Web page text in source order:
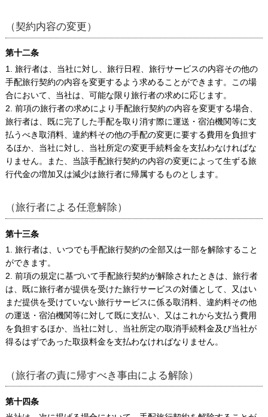
（契約内容の変更）
第十二条
1. 旅行者は、当社に対し、旅行日程、旅行サービスの内容その他の
手配旅行契約の内容を変更するよう求めることができます。この場
合において、当社は、可能な限り旅行者の求めに応じます。
2. 前項の旅行者の求めにより手配旅行契約の内容を変更する場合、
旅行者は、既に完了した手配を取り消す際に運送・宿泊機関等に支
払うべき取消料、違約料その他の手配の変更に要する費用を負担す
るほか、当社に対し、当社所定の変更手続料金を支払わなければな
りません。また、当該手配旅行契約の内容の変更によって生ずる旅
行代金の増加又は減少は旅行者に帰属するものとします。
（旅行者による任意解除）
第十三条
1. 旅行者は、いつでも手配旅行契約の全部又は一部を解除すること
ができます。
2. 前項の規定に基づいて手配旅行契約が解除されたときは、旅行者
は、既に旅行者が提供を受けた旅行サービスの対価として、又はい
まだ提供を受けていない旅行サービスに係る取消料、違約料その他
の運送・宿泊機関等に対して既に支払い、又はこれから支払う費用
を負担するほか、当社に対し、当社所定の取消手続料金及び当社が
得るはずであった取扱料金を支払わなければなりません。
（旅行者の責に帰すべき事由による解除）
第十四条